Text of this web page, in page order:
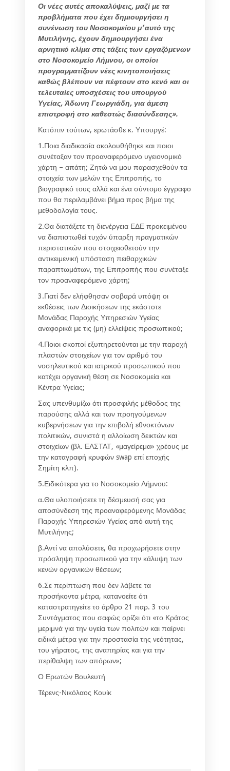
Οι νέες αυτές αποκαλύψεις, μαζί με τα
προβλήματα που έχει δημιουργήσει η
συνένωση του Νοσοκομείου μ’ αυτό της
Μυτιλήνης, έχουν δημιουργήσει ένα
αρνητικό κλίμα στις τάξεις των εργαζόμενων
στο Νοσοκομείο Λήμνου, οι οποίοι
προγραμματίζουν νέες κινητοποιήσεις
καθώς βλέπουν να πέφτουν στο κενό και οι
τελευταίες υποσχέσεις του υπουργού
Υγείας, Άδωνη Γεωργιάδη, για άμεση
επιστροφή στο καθεστώς διασύνδεσης».
Κατόπιν τούτων, ερωτάσθε κ. Υπουργέ:
1.Ποια διαδικασία ακολουθήθηκε και ποιοι
συνέταξαν τον προαναφερόμενο υγειονομικό
χάρτη – απάτη; Ζητώ να μου παρασχεθούν τα
στοιχεία των μελών της Επιτροπής, το
βιογραφικό τους αλλά και ένα σύντομο έγγραφο
που θα περιλαμβάνει βήμα προς βήμα της
μεθοδολογία τους.
2.Θα διατάξετε τη διενέργεια ΕΔΕ προκειμένου
να διαπιστωθεί τυχόν ύπαρξη πραγματικών
περιστατικών που στοιχειοθετούν την
αντικειμενική υπόσταση πειθαρχικών
παραπτωμάτων, της Επιτροπής που συνέταξε
τον προαναφερόμενο χάρτη;
3.Γιατί δεν ελήφθησαν σοβαρά υπόψη οι
εκθέσεις των Διοικήσεων της εκάστοτε
Μονάδας Παροχής Υπηρεσιών Υγείας
αναφορικά με τις (μη) ελλείψεις προσωπικού;
4.Ποιοι σκοποί εξυπηρετούνται με την παροχή
πλαστών στοιχείων για τον αριθμό του
νοσηλευτικού και ιατρικού προσωπικού που
κατέχει οργανική θέση σε Νοσοκομεία και
Κέντρα Υγείας;
Σας υπενθυμίζω ότι προσφιλής μέθοδος της
παρούσης αλλά και των προηγούμενων
κυβερνήσεων για την επιβολή εθνοκτόνων
πολιτικών, συνιστά η αλλοίωση δεικτών και
στοιχείων (βλ. ΕΛΣΤΑΤ, «μαγείρεμα» χρέους με
την καταγραφή κρυφών swap επί εποχής
Σημίτη κλπ).
5.Ειδικότερα για το Νοσοκομείο Λήμνου:
α.Θα υλοποιήσετε τη δέσμευσή σας για
αποσύνδεση της προαναφερόμενης Μονάδας
Παροχής Υπηρεσιών Υγείας από αυτή της
Μυτιλήνης;
β.Αντί να απολύσετε, θα προχωρήσετε στην
πρόσληψη προσωπικού για την κάλυψη των
κενών οργανικών θέσεων;
6.Σε περίπτωση που δεν λάβετε τα
προσήκοντα μέτρα, κατανοείτε ότι
καταστρατηγείτε το άρθρο 21 παρ. 3 του
Συντάγματος που σαφώς ορίζει ότι «το Κράτος
μεριμνά για την υγεία των πολιτών και παίρνει
ειδικά μέτρα για την προστασία της νεότητας,
του γήρατος, της αναπηρίας και για την
περίθαλψη των απόρων»;
Ο Ερωτών Βουλευτή
Τέρενς-Νικόλαος Κουίκ